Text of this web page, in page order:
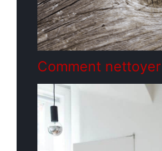
Comment